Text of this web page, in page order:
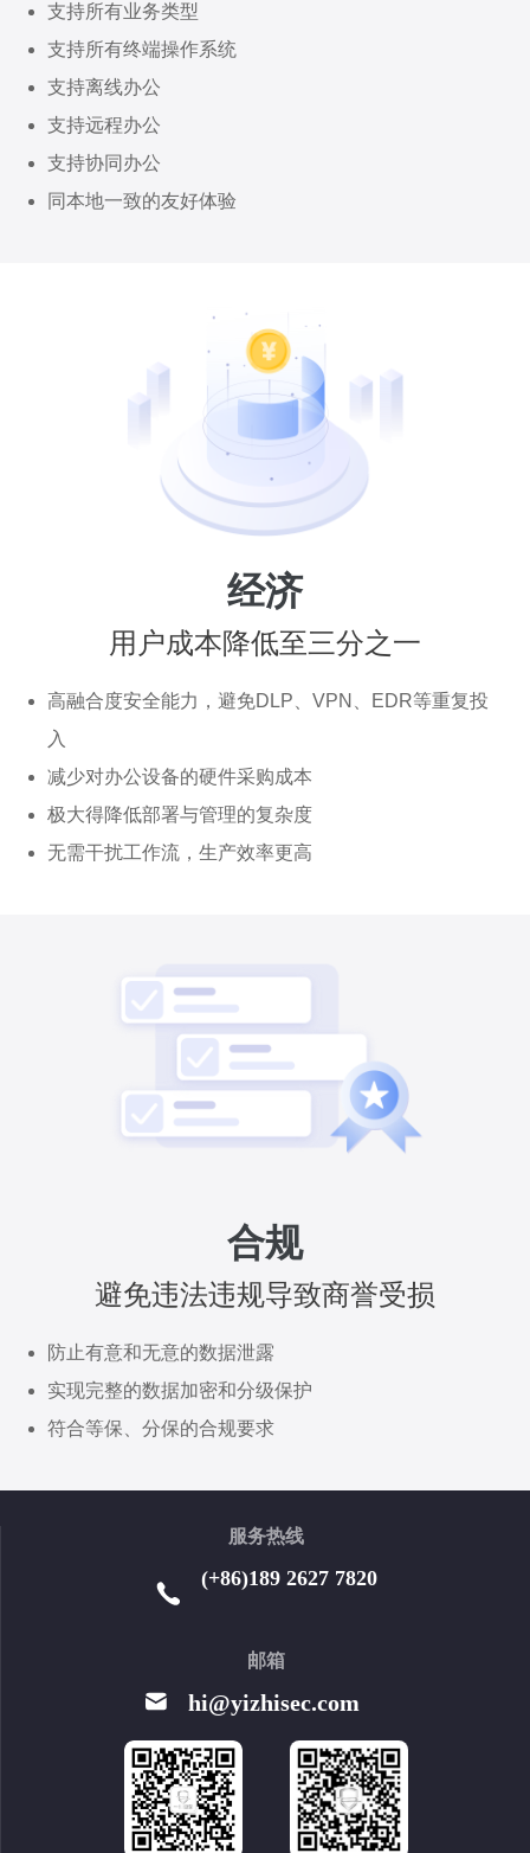
支持所有业务类型
支持所有终端操作系统
支持离线办公
支持远程办公
支持协同办公
同本地一致的友好体验
经济
用户成本降低至三分之一
高融合度安全能力，避免DLP、VPN、EDR等重复投
入
减少对办公设备的硬件采购成本
极大得降低部署与管理的复杂度
无需干扰工作流，生产效率更高
合规
避免违法违规导致商誉受损
防止有意和无意的数据泄露
实现完整的数据加密和分级保护
符合等保、分保的合规要求
服务热线
(+86)189 2627 7820
邮箱
hi@yizhisec.com